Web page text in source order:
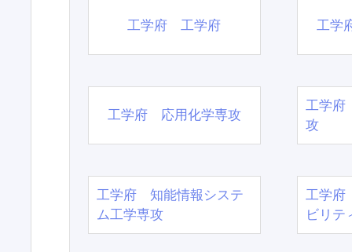
工学府 工学府 工学
工学府 応用化学専攻
工学府
攻
工学府 知能情報システ
ム工学専攻
工学府
ビリテ